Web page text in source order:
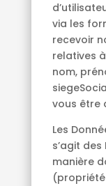
via les
recevoir
relatives
nom,
vous être
Les
s’agit
manière